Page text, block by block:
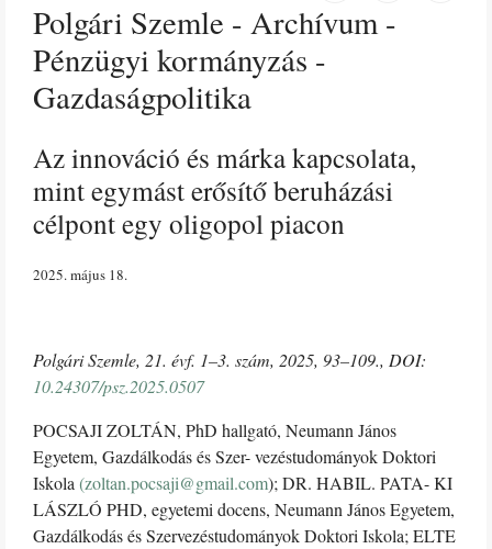
Polgári Szemle - Archívum -
Pénzügyi kormányzás -
Gazdaságpolitika
Az innováció és márka kapcsolata,
mint egymást erősítő beruházási
célpont egy oligopol piacon
2025. május 18
Polgári Szemle, 21. évf. 1–3. szám, 2025, 93–109., DOI:
10.24307/psz.2025.0507
POCSAJI ZOLTÁN, PhD hallgató, Neumann János
Egyetem, Gazdálkodás és Szer- vezéstudományok Doktori
Iskola (zoltan.pocsaji@gmail.com); DR. HABIL. PATA- KI
LÁSZLÓ PHD, egyetemi docens, Neumann János Egyetem,
Gazdálkodás és Szervezéstudományok Doktori Iskola; ELTE